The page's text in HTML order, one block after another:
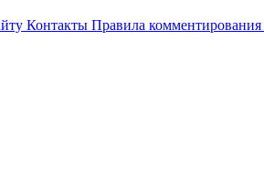
Контакты Правила комментирования